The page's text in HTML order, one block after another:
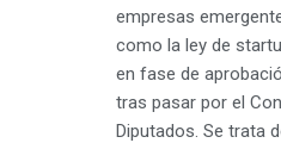
empresas
como la ley de
en fase de
tras pasar por el
Diputados. Se trata